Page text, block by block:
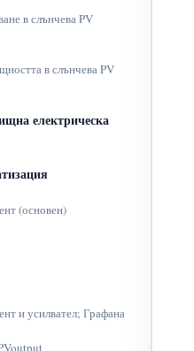
в слънчева PV
в слънчева PV
електрическа
(основен)
и усилвател; Графана